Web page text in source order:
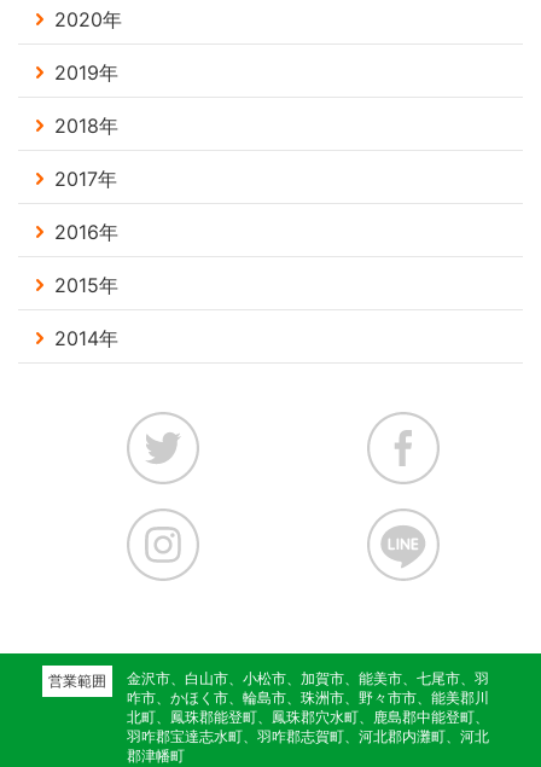
2020年
2019年
2018年
2017年
2016年
2015年
2014年
営業範囲
金沢市、白山市、小松市、加賀市、能美市、七尾市、羽
咋市、かほく市、輪島市、珠洲市、野々市市、能美郡川
北町、鳳珠郡能登町、鳳珠郡穴水町、鹿島郡中能登町、
羽咋郡宝達志水町、羽咋郡志賀町、河北郡内灘町、河北
郡津幡町